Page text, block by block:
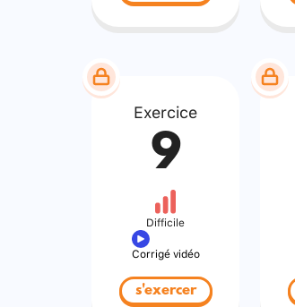
Exercice
9
Difficile
Corrigé vidéo
s'exercer